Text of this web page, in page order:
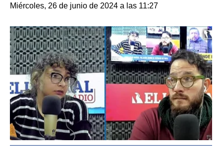
Miércoles, 26 de junio de 2024 a las 11:27